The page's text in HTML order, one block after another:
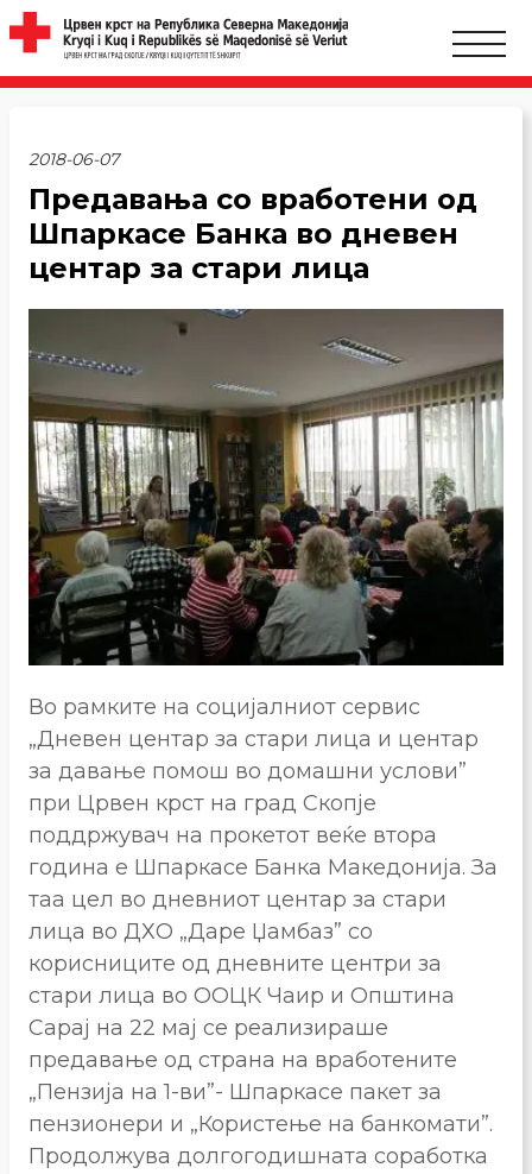
2018-06-07
Предавања со вработени од
Шпаркасе Банка во дневен
центар за стари лица
Во рамките на социјалниот сервис
„Дневен центар за стари лица и центар
за давање помош во домашни услови”
при Црвен крст на град Скопје
поддржувач на прокетот веќе втора
година е Шпаркасе Банка Македонија. За
таа цел во дневниот центар за стари
лица во ДХО „Даре Џамбаз” со
корисниците од дневните центри за
стари лица во ООЦК Чаир и Општина
Сарај на 22 мај се реализираше
предавање од страна на вработените
„Пензија на 1-ви”- Шпаркасе пакет за
пензионери и „Користење на банкомати”.
Продолжува долгогодишната соработка